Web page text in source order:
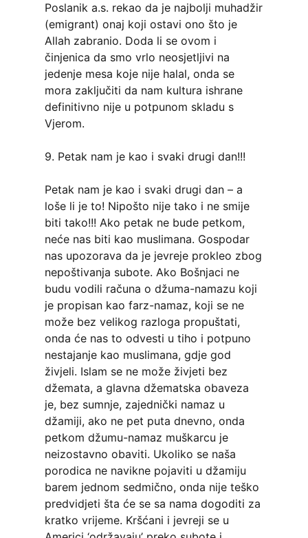
Poslanik a.s. rekao da je najbolji muhadžir
(emigrant) onaj koji ostavi ono što je
Allah zabranio. Doda li se ovom i
činjenica da smo vrlo neosjetljivi na
jedenje mesa koje nije halal, onda se
mora zaključiti da nam kultura ishrane
definitivno nije u potpunom skladu s
Vjerom.
9. Petak nam je kao i svaki drugi dan!!!
Petak nam je kao i svaki drugi dan – a
loše li je to! Nipošto nije tako i ne smije
biti tako!!! Ako petak ne bude petkom,
neće nas biti kao muslimana. Gospodar
nas upozorava da je jevreje prokleo zbog
nepoštivanja subote. Ako Bošnjaci ne
budu vodili računa o džuma-namazu koji
je propisan kao farz-namaz, koji se ne
može bez velikog razloga propuštati,
onda će nas to odvesti u tiho i potpuno
nestajanje kao muslimana, gdje god
živjeli. Islam se ne može živjeti bez
džemata, a glavna džematska obaveza
je, bez sumnje, zajednički namaz u
džamiji, ako ne pet puta dnevno, onda
petkom džumu-namaz muškarcu je
neizostavno obaviti. Ukoliko se naša
porodica ne navikne pojaviti u džamiju
barem jednom sedmično, onda nije teško
predvidjeti šta će se sa nama dogoditi za
kratko vrijeme. Kršćani i jevreji se u